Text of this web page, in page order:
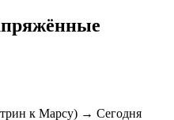
к Марсу) → Сегодня